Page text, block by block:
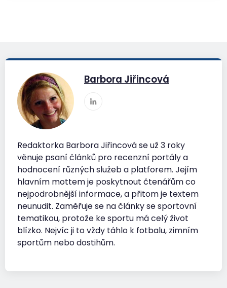
Barbora Jiřincová
Redaktorka Barbora Jiřincová se už 3 roky
věnuje psaní článků pro recenzní portály a
hodnocení různých služeb a platforem. Jejím
hlavním mottem je poskytnout čtenářům co
nejpodrobnější informace, a přitom je textem
neunudit. Zaměřuje se na články se sportovní
tematikou, protože ke sportu má celý život
blízko. Nejvíc ji to vždy táhlo k fotbalu, zimním
sportům nebo dostihům.